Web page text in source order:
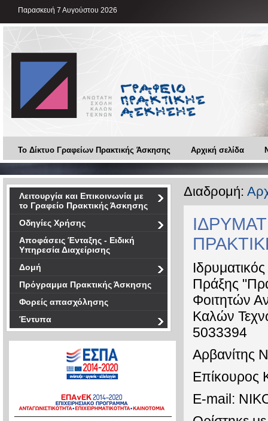
Παρασκευή 7 Αυγούστου 2026
Το Δίκτυο Γραφείων Πρακτικής Άσκησης Αρχική σελίδα
Λειτουργία και Επικοινωνία με
το Γραφείο Πρακτικής Άσκησης
Οδηγίες Χρήσης
Αποφάσεις Ένταξης - Ειδική
Υπηρεσία Διαχείρισης
Δομή
Πρόγραμμα Πρακτικής Άσκησης
Φορείς απασχόλησης
Έντυπα
Διαδρομή:
Πράξης
Φοιτητών
Καλών
5033394
Αρβανίτης
Επίκουρος
E-mail: